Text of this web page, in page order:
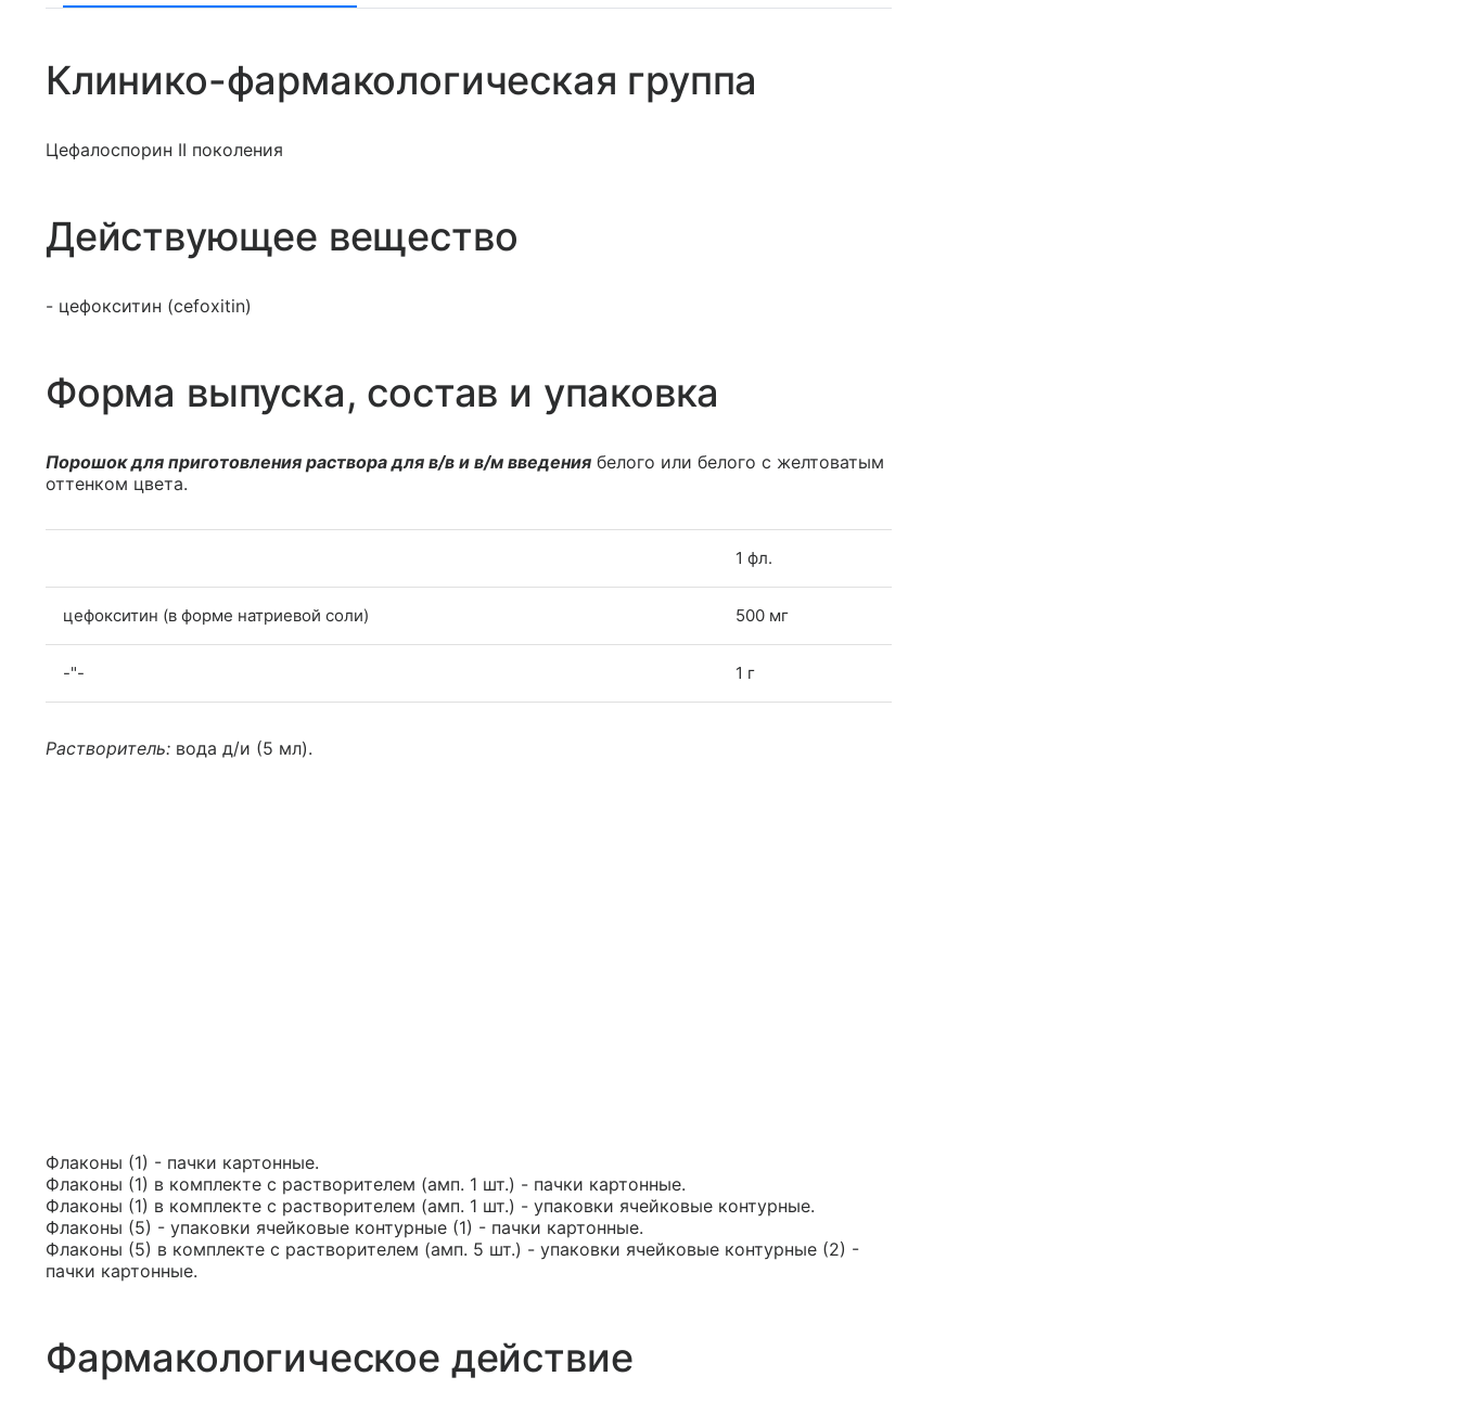
Клинико-фармакологическая группа
Цефалоспорин II поколения
Действующее вещество
- цефокситин (cefoxitin)
Форма выпуска, состав и упаковка
Порошок для приготовления раствора для в/в и в/м введения белого или белого с желтоватым
оттенком цвета.
1 фл.
цефокситин (в форме натриевой соли) 500 мг
-"- 1 г
Растворитель: вода д/и (5 мл).
Флаконы (1) - пачки картонные.
Флаконы (1) в комплекте с растворителем (амп. 1 шт.) - пачки картонные.
Флаконы (1) в комплекте с растворителем (амп. 1 шт.) - упаковки ячейковые контурные.
Флаконы (5) - упаковки ячейковые контурные (1) - пачки картонные.
Флаконы (5) в комплекте с растворителем (амп. 5 шт.) - упаковки ячейковые контурные (2) -
пачки картонные.
Фармакологическое действие